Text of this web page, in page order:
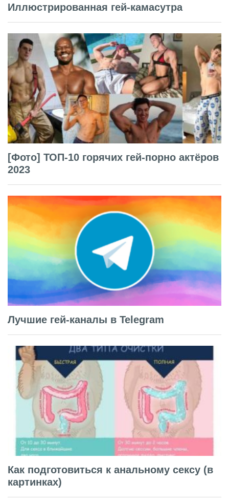
Иллюстрированная гей-камасутра
[Фото] ТОП-10 горячих гей-порно актёров
2023
Лучшие гей-каналы в Telegram
Как подготовиться к анальному сексу (в
картинках)